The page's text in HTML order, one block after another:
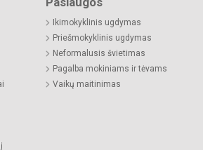
Ikimokyklinis ugdymas
Priešmokyklinis ugdymas
Neformalusis švietimas
Pagalba mokiniams ir tėvams
Vaikų maitinimas